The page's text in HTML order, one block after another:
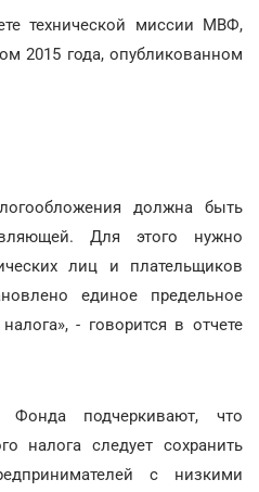
технической миссии МВФ,
2015 года, опубликованном
должна быть
Для этого нужно
лиц и плательщиков
единое предельное
- говорится в отчете
подчеркивают, что
налога следует сохранить
с низкими